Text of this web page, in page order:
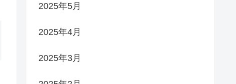
2025年5月
2025年4月
2025年3月